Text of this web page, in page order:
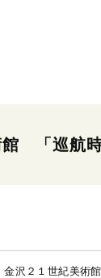
「巡航時
沢２１世紀美術